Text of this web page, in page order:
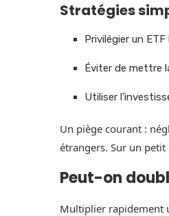
Stratégies
Privilégier un
Éviter de mettre
Utiliser
Un piège courant :
étrangers. Sur un
Peut-on
Multiplier rapidement